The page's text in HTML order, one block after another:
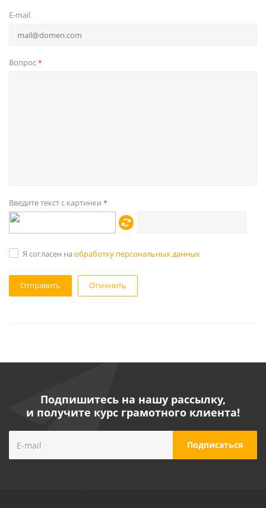
E-mail
Вопрос*
Введите текст с картинки *
Я согласен на обработку персональных данных
Отменить
Подпишитесь на нашу рассылку,
и получите курс грамотного клиента!